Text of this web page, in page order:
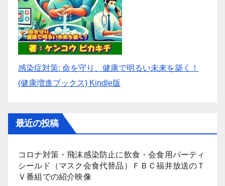
感染症対策: 命を守り、健康で明るい未来を築く！
(健康増進ブックス) Kindle版
最近の投稿
コロナ対策・飛沫感染防止に飲食・会食用パーティ
シールド（マスク会食代替品）ＦＢＣ福井放送のＴ
Ｖ番組での紹介映像